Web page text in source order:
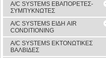
A/C SYSTEMS ΕΒΑΠΟΡΕΤΕΣ-
ΣΥΜΠYΚΝΩΤΕΣ
A/C SYSTEMS ΕΙΔΗ AIR
CONDITIONING
A/C SYSTEMS ΕΚΤΟΝΩΤΙΚΕΣ
ΒΑΛΒΙΔΕΣ